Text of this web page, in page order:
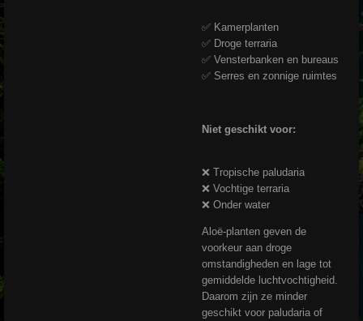
✅ Kamerplanten
✅ Droge terraria
✅ Vensterbanken en bureaus
✅ Serres en zonnige ruimtes
Niet geschikt voor:
❌ Tropische paludaria
❌ Vochtige terraria
❌ Onder water
Aloë-planten geven de
voorkeur aan droge
omstandigheden en lage tot
gemiddelde luchtvochtigheid.
Daarom zijn ze minder
geschikt voor paludaria of